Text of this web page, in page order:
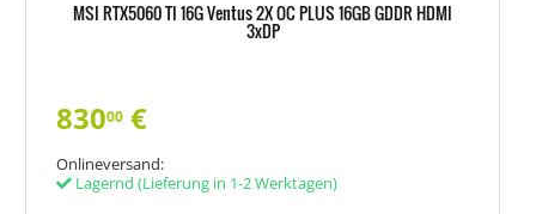
MSI RTX5060 TI 16G Ventus 2X OC PLUS 16GB GDDR HDMI
3xDP
83000 €
Onlineversand:
Lagernd (Lieferung in 1-2 Werktagen)